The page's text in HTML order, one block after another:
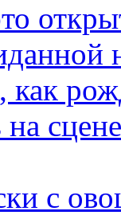
на
с